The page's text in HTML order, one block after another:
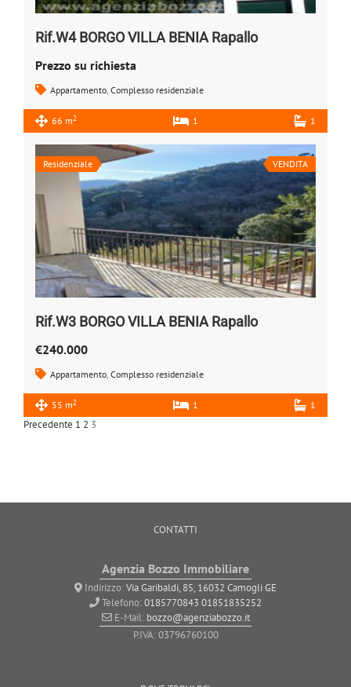
Rif.W4 BORGO VILLA BENIA Rapallo
Prezzo su richiesta
Appartamento, Complesso residenziale
66 m2 1 1
Residenziale VENDITA
Rif.W3 BORGO VILLA BENIA Rapallo
€240.000
Appartamento, Complesso residenziale
55 m2 1 1
Precedente 1 2 3
CONTATTI
Agenzia Bozzo Immobiliare
Indirizzo:Via Garibaldi, 85, 16032 Camogli GE
Telefono:0185770843 01851835252
E-Mail: bozzo@agenziabozzo.it
P.IVA: 03796760100